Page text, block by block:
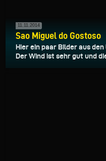
11.11.2014
Sao Miguel do Gostoso
Hier ein paar Bilder aus
Der Wind ist sehr gut und